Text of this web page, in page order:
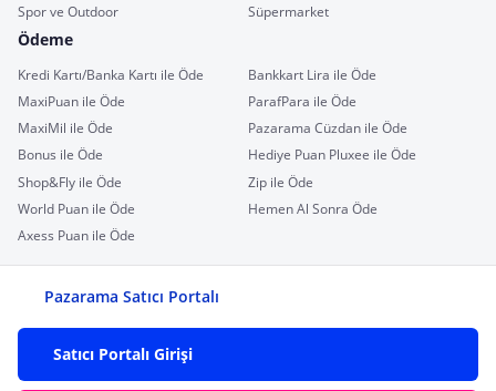
Spor ve Outdoor
Süpermarket
Ödeme
Kredi Kartı/Banka Kartı ile Öde
Bankkart Lira ile Öde
MaxiPuan ile Öde
ParafPara ile Öde
MaxiMil ile Öde
Pazarama Cüzdan ile Öde
Bonus ile Öde
Hediye Puan Pluxee ile Öde
Shop&Fly ile Öde
Zip ile Öde
World Puan ile Öde
Hemen Al Sonra Öde
Axess Puan ile Öde
Pazarama Satıcı Portalı
Satıcı Portalı Girişi